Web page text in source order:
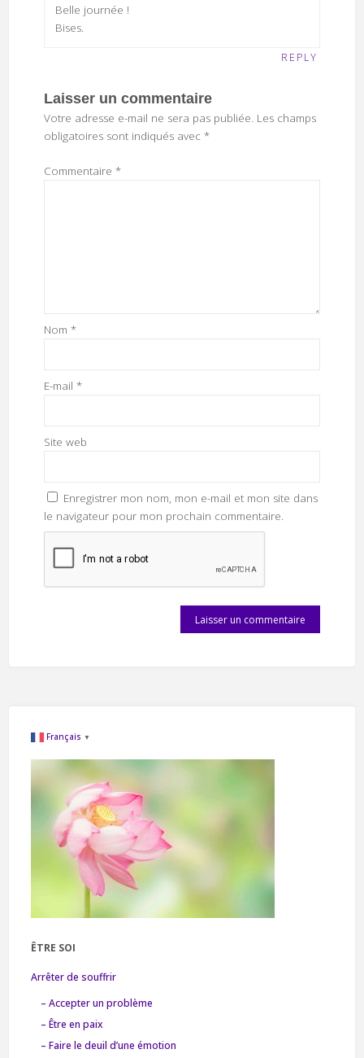
Belle journée !
Bises.
REPLY
Laisser un commentaire
Votre adresse e-mail ne sera pas publiée. Les champs
obligatoires sont indiqués avec *
Commentaire *
Nom *
E-mail *
Site web
Enregistrer mon nom, mon e-mail et mon site dans
le navigateur pour mon prochain commentaire.
Français ▼
ÊTRE SOI
Arrêter de souffrir
– Accepter un problème
– Être en paix
– Faire le deuil d’une émotion